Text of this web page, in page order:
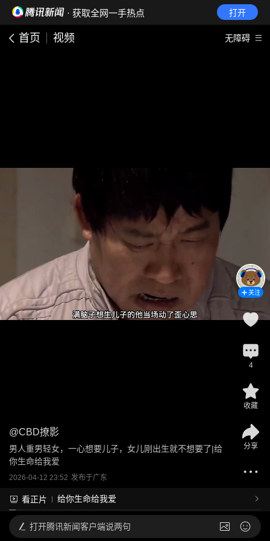
· 获取全网一手热点 打开
首页 视频 无障碍
@CBD撩影
男人重男轻女，一心想要儿子，女儿刚出生就不想要了|给
你生命给我爱
2026-04-12 23:52 发布于广东
看正片 给你生命给我爱
关注
4
收藏
分享
打开腾讯新闻客户端说两句